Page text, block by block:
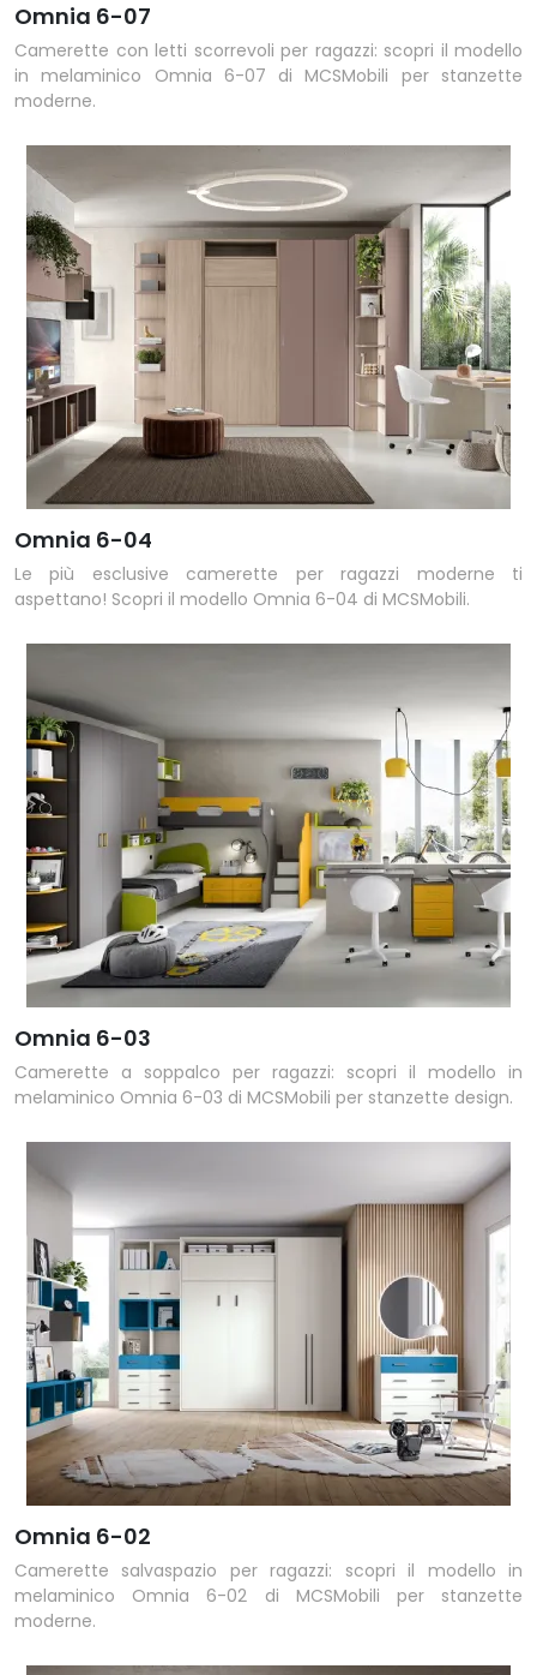
Omnia 6-07
Camerette con letti scorrevoli per ragazzi: scopri il modello
in melaminico Omnia 6-07 di MCSMobili per stanzette
moderne.
Omnia 6-04
Le più esclusive camerette per ragazzi moderne ti
aspettano! Scopri il modello Omnia 6-04 di MCSMobili.
Omnia 6-03
Camerette a soppalco per ragazzi: scopri il modello in
melaminico Omnia 6-03 di MCSMobili per stanzette design.
Omnia 6-02
Camerette salvaspazio per ragazzi: scopri il modello in
melaminico Omnia 6-02 di MCSMobili per stanzette
moderne.